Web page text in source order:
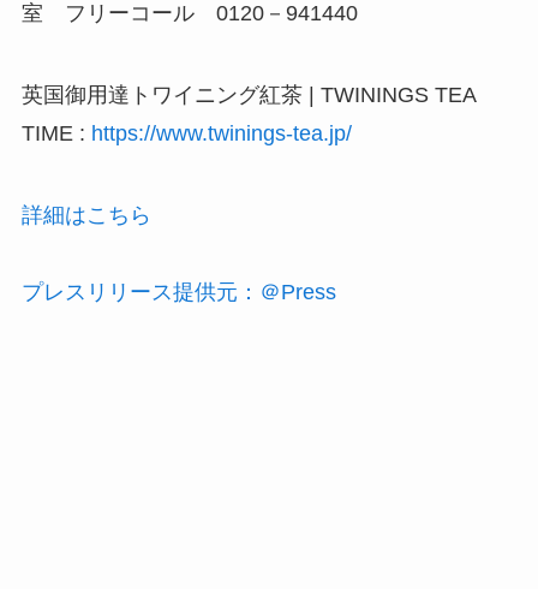
室 フリーコール 0120－941440
英国御用達トワイニング紅茶 | TWININGS TEA
TIME : https://www.twinings-tea.jp/
詳細はこちら
プレスリリース提供元：＠Press